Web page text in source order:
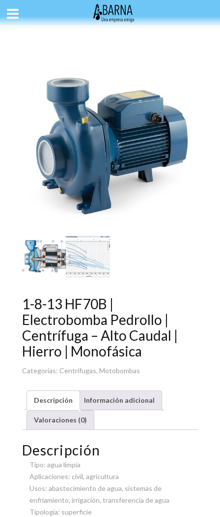
1-8-13 HF70B |
Electrobomba Pedrollo |
Centrífuga – Alto Caudal |
Hierro | Monofásica
Categorías: Centrifugas, Motobombas
Descripción Información adicional
Valoraciones (0)
Descripción
Tipo: agua limpia
Aplicaciones: civil, agricultura
Usos: abastecimiento de agua, sistemas de
enfriamiento, irrigación, transferencia de agua
Tipología: superficie